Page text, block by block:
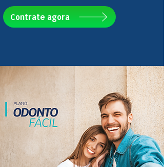
Contrate agora